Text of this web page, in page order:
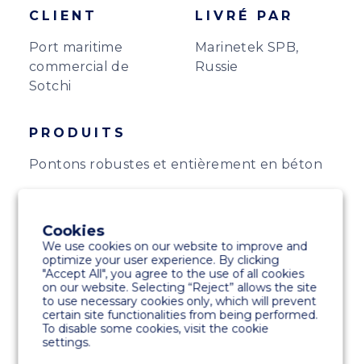
CLIENT
Port maritime
commercial de
Sotchi
LIVRÉ PAR
Marinetek SPB,
Russie
PRODUITS
Pontons robustes et entièrement en béton
Terrasse en bois franc
Bornes électriques Rolec
Cookies
We use cookies on our website to improve and
optimize your user experience. By clicking
"Accept All", you agree to the use of all cookies
on our website. Selecting “Reject” allows the site
to use necessary cookies only, which will prevent
certain site functionalities from being performed.
To disable some cookies, visit the cookie
settings.